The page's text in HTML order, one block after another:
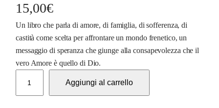
15,00€
Un libro che parla di amore, di famiglia, di sofferenza, di
castità come scelta per affrontare un mondo frenetico, un
messaggio di speranza che giunge alla consapevolezza che il
vero Amore è quello di Dio.
Aggiungi al carrello